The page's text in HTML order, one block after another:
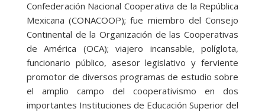
Confederación Nacional Cooperativa de la República
Mexicana (CONACOOP); fue miembro del Consejo
Continental de la Organización de las Cooperativas
de América (OCA); viajero incansable, políglota,
funcionario público, asesor legislativo y ferviente
promotor de diversos programas de estudio sobre
el amplio campo del cooperativismo en dos
importantes Instituciones de Educación Superior del